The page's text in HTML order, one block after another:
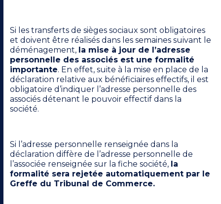
Si les transferts de sièges sociaux sont obligatoires
et doivent être réalisés dans les semaines suivant le
déménagement, la mise à jour de l’adresse
personnelle des associés est une formalité
importante. En effet, suite à la mise en place de la
déclaration relative aux bénéficiaires effectifs, il est
obligatoire d’indiquer l’adresse personnelle des
associés détenant le pouvoir effectif dans la
société.
Si l’adresse personnelle renseignée dans la
déclaration diffère de l’adresse personnelle de
l’associée renseignée sur la fiche société, la
formalité sera rejetée automatiquement par le
Greffe du Tribunal de Commerce.